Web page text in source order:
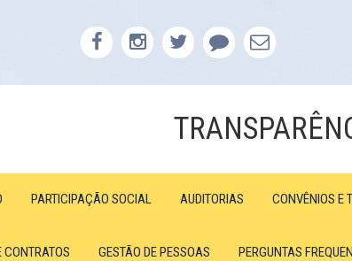
PARTICIPAÇÃO SOCIAL AUDITORIAS CONVÊNIOS E
CONTRATOS GESTÃO DE PESSOAS PERGUNTAS